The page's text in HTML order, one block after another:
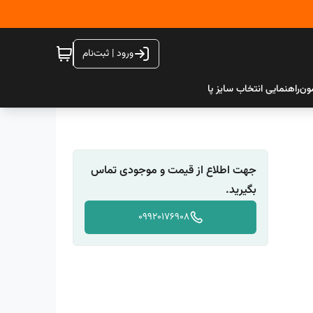
ورود | ثبت‌نام
راهنمایی انتخاب سایز پا
جهت اطلاع از قیمت و موجودی تماس
بگیرید.
09920176908